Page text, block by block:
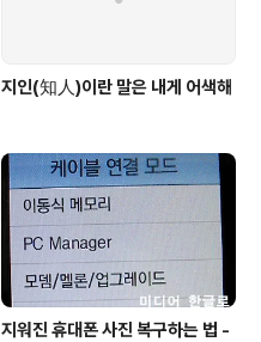
지인(知人)이란 말은 내게 어색해
지워진 휴대폰 사진 복구하는 법 -